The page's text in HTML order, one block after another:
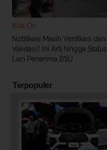
Kiat On
Notifikasi Masih Verifikasi dan
Validasi? Ini Arti hingga Status
Lain Penerima BSU
Terpopuler